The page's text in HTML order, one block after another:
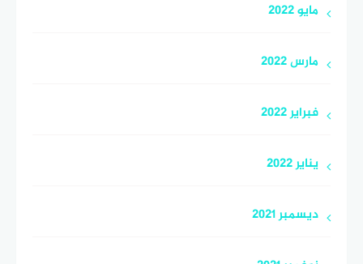
مايو 2022
مارس 2022
فبراير 2022
يناير 2022
ديسمبر 2021